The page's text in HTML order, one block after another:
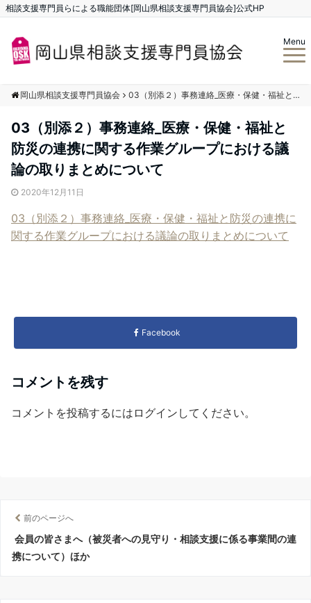
相談支援専門員らによる職能団体[岡山県相談支援専門員協会]公式HP
Menu
岡山県相談支援専門員協会 03（別添２）事務連絡_医療・保健・福祉と防災の連携に関する作業グループにおける議論の取りまとめについて
03（別添２）事務連絡_医療・保健・福祉と
防災の連携に関する作業グループにおける議
論の取りまとめについて
2020年12月11日
03（別添２）事務連絡_医療・保健・福祉と防災の連携に
関する作業グループにおける議論の取りまとめについて
Facebook
コメントを残す
コメントを投稿するには ログイン してください。
前のページへ
会員の皆さまへ（被災者への見守り・相談支援に係る事業間の連
携について）ほか